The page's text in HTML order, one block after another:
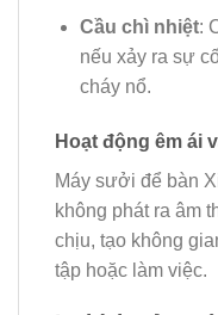
Cầu chì nhiệt:
nếu xảy ra sự
cháy nổ.
Hoạt động êm ái
Máy sưởi để bàn
không phát ra âm
chịu, tạo không
tập hoặc làm việc.